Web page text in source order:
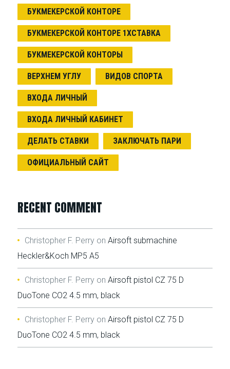
БУКМЕКЕРСКОЙ КОНТОРЕ
БУКМЕКЕРСКОЙ КОНТОРЕ 1ХСТАВКА
БУКМЕКЕРСКОЙ КОНТОРЫ
ВЕРХНЕМ УГЛУ ВИДОВ СПОРТА
ВХОДА ЛИЧНЫЙ
ВХОДА ЛИЧНЫЙ КАБИНЕТ
ДЕЛАТЬ СТАВКИ ЗАКЛЮЧАТЬ ПАРИ
ОФИЦИАЛЬНЫЙ САЙТ
RECENT COMMENT
Christopher F. Perry on Airsoft submachine
Heckler&Koch MP5 A5
Christopher F. Perry on Airsoft pistol CZ 75 D
DuoTone CO2 4.5 mm, black
Christopher F. Perry on Airsoft pistol CZ 75 D
DuoTone CO2 4.5 mm, black